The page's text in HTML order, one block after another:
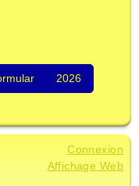
2026
Connexion
Affichage Web